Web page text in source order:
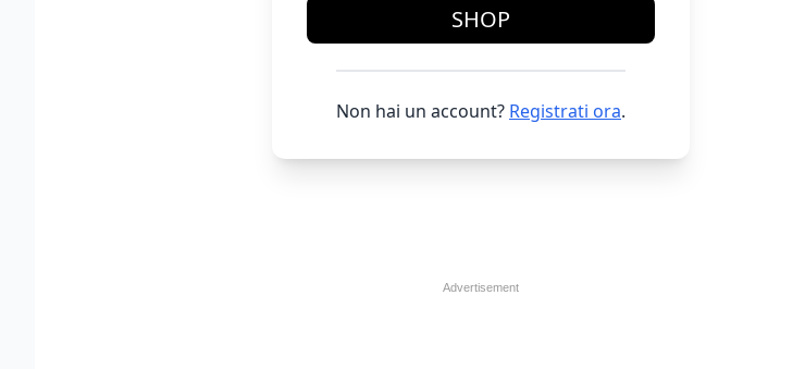
SHOP
Non hai un account? Registrati ora.